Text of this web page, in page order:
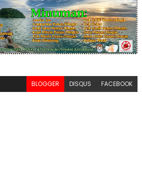
BLOGGER DISQUS FACEBOOK